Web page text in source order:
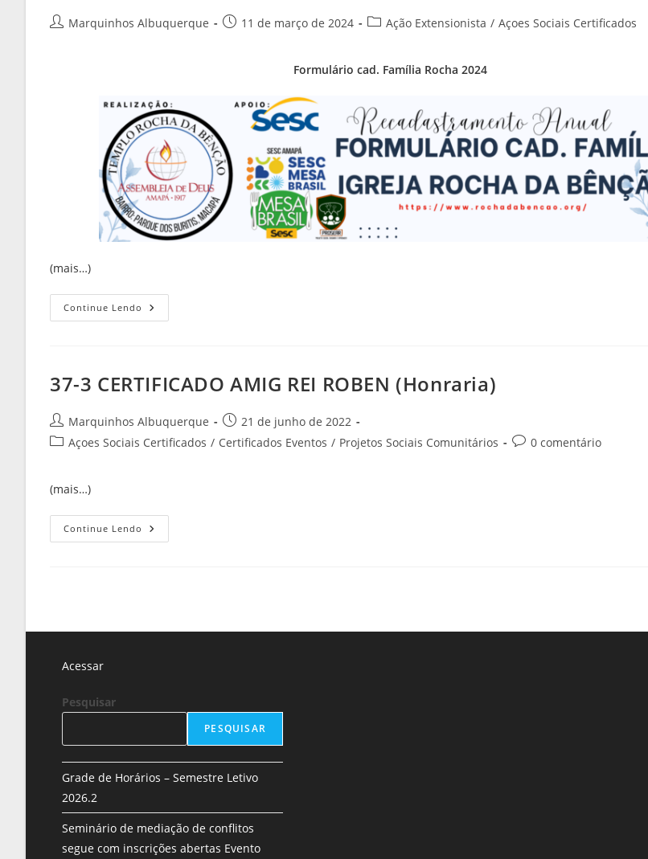
Marquinhos Albuquerque 11 de março de 2024 Ação Extensionista / Açoes Sociais Certificados
Formulário cad. Família Rocha 2024
(mais…)
Continue Lendo
37-3 CERTIFICADO AMIG REI ROBEN (Honraria)
Marquinhos Albuquerque
21 de junho de 2022
Açoes Sociais Certificados / Certificados Eventos / Projetos Sociais Comunitários 0 comentário
(mais…)
Continue Lendo
Acessar
Pesquisar
PESQUISAR
Grade de Horários – Semestre Letivo
2026.2
Seminário de mediação de conflitos
segue com inscrições abertas Evento